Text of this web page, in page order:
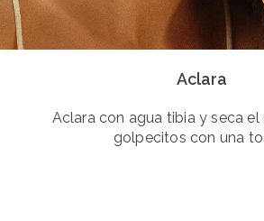
Aclara
Aclara con agua tibia y seca
golpecitos con una